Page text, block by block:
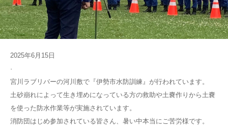
2025年6月15日
·
宮川ラブリバーの河川敷で『伊勢市水防訓練』が行われています。
土砂崩れによって生き埋めになっている方の救助や土嚢作りから土嚢
を使った防水作業等が実施されています。
消防団はじめ参加されている皆さん、暑い中本当にご苦労様です。